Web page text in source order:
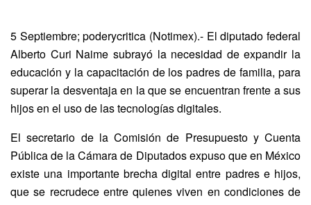
5 Septiembre; poderycritica (Notimex).- El diputado federal
Alberto Curi Naime subrayó la necesidad de expandir la
educación y la capacitación de los padres de familia, para
superar la desventaja en la que se encuentran frente a sus
hijos en el uso de las tecnologías digitales.
El secretario de la Comisión de Presupuesto y Cuenta
Pública de la Cámara de Diputados expuso que en México
existe una importante brecha digital entre padres e hijos,
que se recrudece entre quienes viven en condiciones de